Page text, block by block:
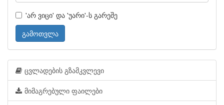
'არ ვიცი' და 'უარი'-ს გარეშე
გამოთვლა
ცვლადების გზამკვლევი
მიმაგრებული ფაილები